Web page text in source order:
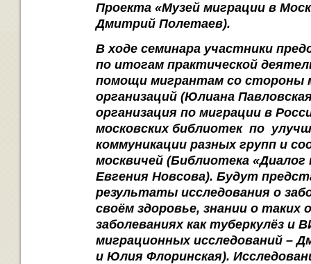
Проекта «Музей миграции в
Дмитрий Полетаев).
В ходе семинара участники
по итогам практической
помощи мигрантам со стороны
организаций (Юлиана
организация по миграции в
московских библиотек по
коммуникации разных групп и
москвичей (Библиотека «Диалог
Евгения Новсова). Будут
результаты исследования о
своём здоровье, знании о таких
заболеваниях как туберкулёз и
миграционных исследований –
и Юлия Флоринская).